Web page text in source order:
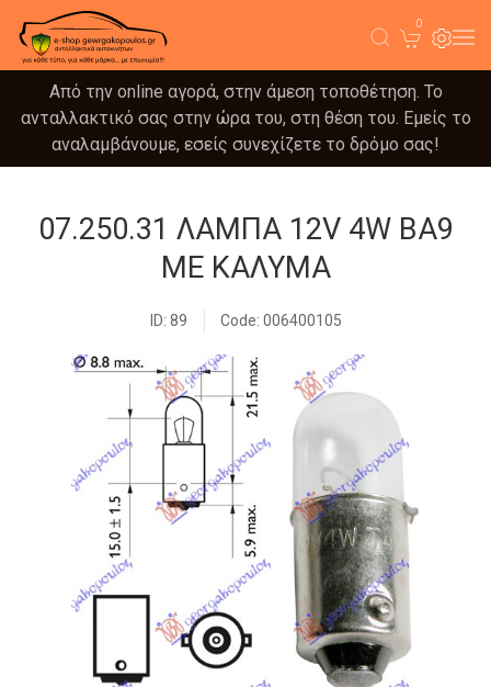
0
Από την online αγορά, στην άμεση τοποθέτηση. Το
ανταλλακτικό σας στην ώρα του, στη θέση του. Εμείς το
αναλαμβάνουμε, εσείς συνεχίζετε το δρόμο σας!
07.250.31 ΛΑΜΠΑ 12V 4W BA9
ΜΕ ΚΑΛΥΜΑ
ID: 89 Code: 006400105